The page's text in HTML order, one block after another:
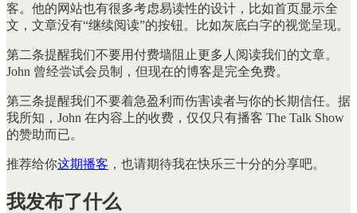
客。他的网站也有很多考虑易读性的设计，比如首页显示全
文，文章没有“继续阅读”的按钮。比如灰底白字的视觉呈现。
第二条提醒我们不要用付费墙阻止更多人阅读我们的文章。
John 曾经尝试会员制，但现在的博客是完全免费。
第三条提醒我们不要着急盈利而伤害读者与你的长期信任。据
我所知，John 在内容上的收费，仅仅只有播客 The Talk Show
的赞助而已。
推荐给你这期播客 ，也请期待我在快乐三十分的分享吧。
我发布了什么